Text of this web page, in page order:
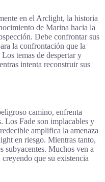
en el Arclight, la historia
de Marina hacia la
Debe confrontar sus
la confrontación que la
temas de despertar y
intenta reconstruir sus
camino, enfrenta
Los Fade son implacables y
amplifica la amenaza
en riesgo. Mientras tanto,
subyacentes. Muchos ven a
que su existencia